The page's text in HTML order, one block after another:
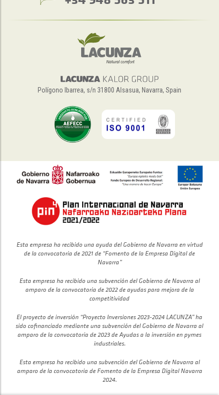
Polígono Ibarrea, s/n 31800 Alsasua, Navarra, Spain
Esta empresa ha recibido una ayuda del Gobierno de Navarra en virtud
de la convocatoria de 2021 de “Fomento de la Empresa Digital de
Navarra”
Esta empresa ha recibido una subvención del Gobierno de Navarra al
amparo de la convocatoria de 2022 de ayudas para mejora de la
competitividad
El proyecto de inversión “Proyecto Inversiones 2023-2024 LACUNZA” ha
sido cofinanciado mediante una subvención del Gobierno de Navarra al
amparo de la convocatoria de 2023 de Ayudas a la inversión en pymes
industriales.
Esta empresa ha recibido una subvención del Gobierno de Navarra al
amparo de la convocatoria de Fomento de la Empresa Digital Navarra
2024.